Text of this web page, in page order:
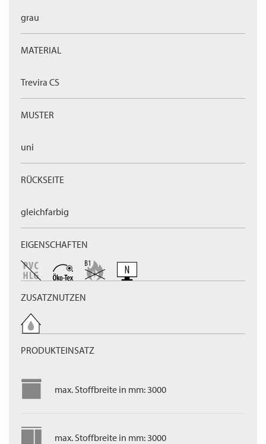
grau
MATERIAL
Trevira CS
MUSTER
uni
RÜCKSEITE
gleichfarbig
EIGENSCHAFTEN
ZUSATZNUTZEN
PRODUKTEINSATZ
max. Stoffbreite in mm: 3000
max. Stoffbreite in mm: 3000